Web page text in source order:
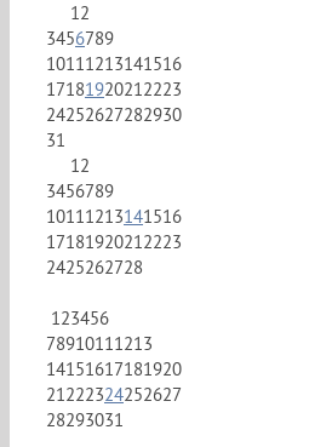
12
3456789
10111213141516
17181920212223
24252627282930
31
12
3456789
10111213141516
17181920212223
2425262728
123456
78910111213
14151617181920
21222324252627
28293031